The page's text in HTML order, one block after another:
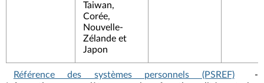
Taiwan,
Corée,
Nouvelle-
Zélande et
Japon
Référence des systèmes personnels (PSREF)
-